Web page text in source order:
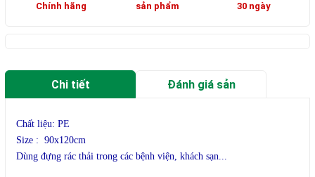
Chính hãng
sản phẩm
30 ngày
Chi tiết Đánh giá sản
Chất liệu: PE
Size : 90x120cm
Dùng đựng rác thải trong các bệnh viện, khách sạn...